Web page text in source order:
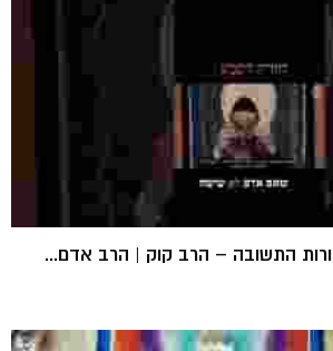
התשובה – הרב קוק | הרב אדם...